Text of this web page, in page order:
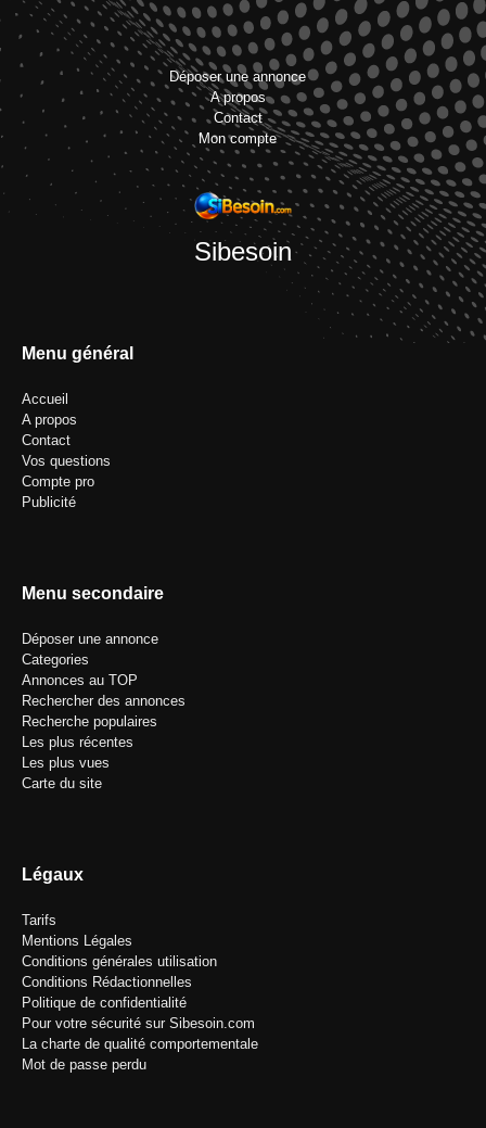
Déposer une annonce
A propos
Contact
Mon compte
Sibesoin
Menu général
Accueil
A propos
Contact
Vos questions
Compte pro
Publicité
Menu secondaire
Déposer une annonce
Categories
Annonces au TOP
Rechercher des annonces
Recherche populaires
Les plus récentes
Les plus vues
Carte du site
Légaux
Tarifs
Mentions Légales
Conditions générales utilisation
Conditions Rédactionnelles
Politique de confidentialité
Pour votre sécurité sur Sibesoin.com
La charte de qualité comportementale
Mot de passe perdu